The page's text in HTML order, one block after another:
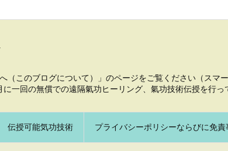
このブログについて）」のページをご覧ください（スマ
一回の無償での遠隔氣功ヒーリング、氣功技術伝授を行っ
伝授可能気功技術 プライバシーポリシーならびに免責